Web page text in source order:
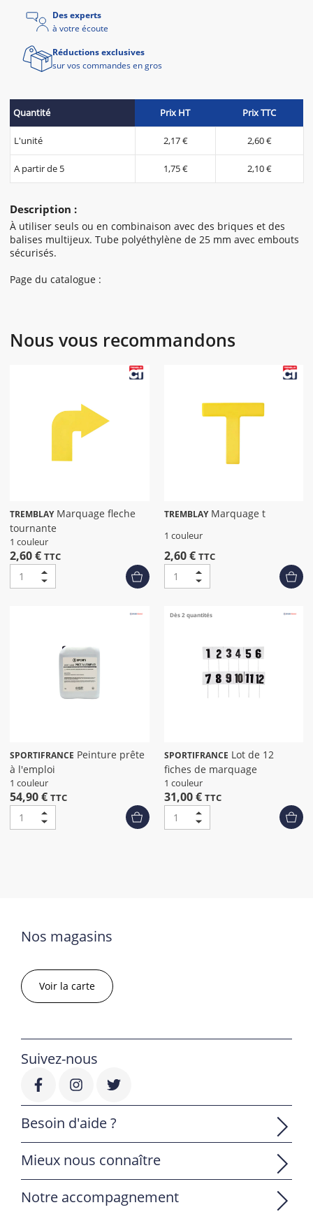
Description :
À utiliser seuls ou en combinaison avec des briques et des
balises multijeux. Tube polyéthylène de 25 mm avec embouts
sécurisés.
Page du catalogue :
Des experts
à votre écoute
Réductions exclusives
sur vos commandes en gros
Quantité Prix HT Prix TTC
L'unité 2,17 € 2,60 €
A partir de 5 1,75 € 2,10 €
Nous vous recommandons
TREMBLAYMarquage fleche
tournante
1 couleur
2,60 € TTC
TREMBLAY Marquage t
1 couleur
2,60 € TTC
SPORTIFRANCE
à l'emploi
1 couleur
54,90 € TTC
Dès 2 quantités
SPORTIFRANCE
fiches de marquage
1 couleur
31,00 € TTC
Nos magasins
Voir la carte
Suivez-nous
Besoin d'aide ?
Mieux nous connaître
Notre accompagnement